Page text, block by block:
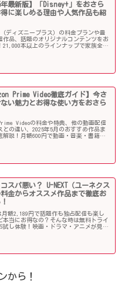
年最新版】「Disney+」をおさら
に楽しめる理由や人気作品も紹
ディズニープラス）の料金プランや豊
作品、話題のオリジナルコンテンツをお
21,000本以上のラインナップで家族全員
Prime Video徹底ガイド】今さ
ない魅力とお得な使い方をおさら
Prime Videoの料金や特典、他の動画配信
との違い、2025年5月のおすすめ作品ま
解説！月額600円で動画・音楽・書籍ま
スパ悪い？ U-NEXT（ユーネクス
料金からオススメ作品まで徹底お
月額2,189円で話題作も独占配信も楽し
本当にお得なの？そんな時は無料トライ
試し体験！映画・ドラマ・アニメが見放
から！